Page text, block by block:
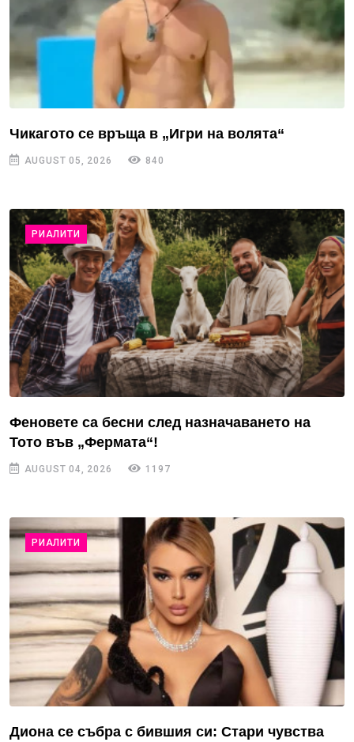
Чикагото се връща в „Игри на волята“
AUGUST 05, 2026 840
РИАЛИТИ
Феновете са бесни след назначаването на
Тото във „Фермата“!
AUGUST 04, 2026 1197
РИАЛИТИ
Диона се събра с бившия си: Стари чувства